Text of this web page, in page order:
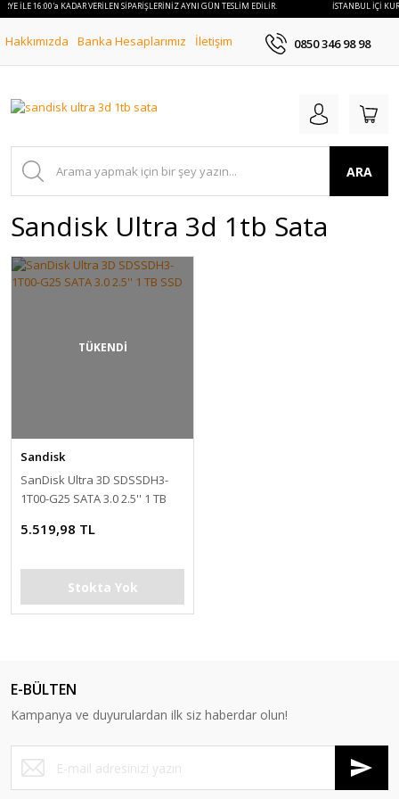
İLE 16:00'a KADAR VERİLEN SİPARİŞLERİNİZ AYNI GÜN TESLİM EDİLİR. İSTANBUL İÇİ
Hakkımızda Banka Hesaplarımız İletişim 0850 346 98 98
ARA
Sandisk Ultra 3d 1tb Sata
TÜKENDİ
Sandisk
SanDisk Ultra 3D SDSSDH3-
1T00-G25 SATA 3.0 2.5'' 1 TB
5.519,98 TL
Stokta Yok
E-BÜLTEN
Kampanya ve duyurulardan ilk siz haberdar olun!